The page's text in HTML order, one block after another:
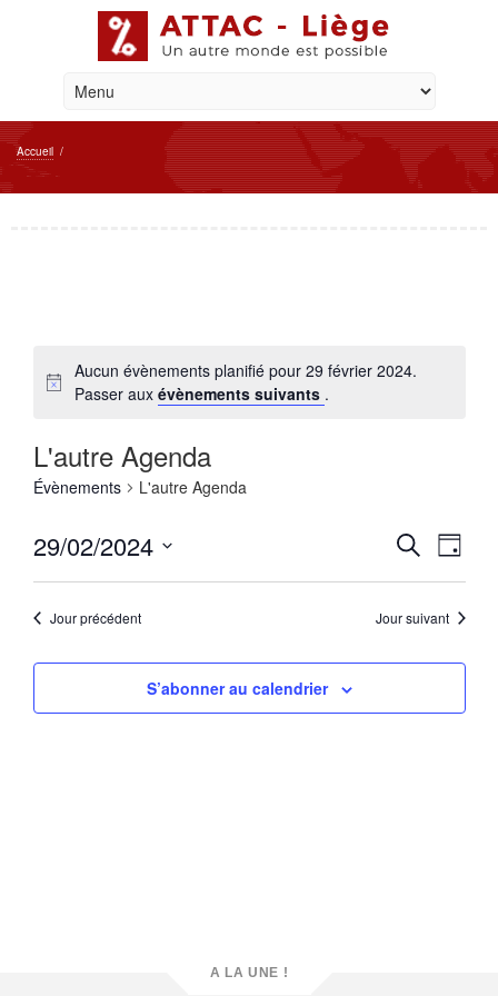
Accueil /
Aucun évènements planifié pour 29 février 2024.
Passer auxévènements suivants .
L'autre Agenda
Évènements L'autre Agenda
et
de
Recherche
de
vues
Jour
29/02/2024
date.Jour précédent Jour suivant
S’abonner au calendrier
A LA UNE !